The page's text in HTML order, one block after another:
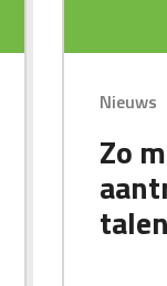
Nieuws
Zo